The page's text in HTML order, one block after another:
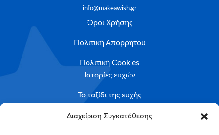
Διαχείριση Συγκατάθεσης
info@makeawish.gr
Όροι Χρήσης
Πολιτική Απορρήτου
Πολιτική Cookies
Ιστορίες ευχών
Το ταξίδι της ευχής
Κριτήρια Καταλληλότητας